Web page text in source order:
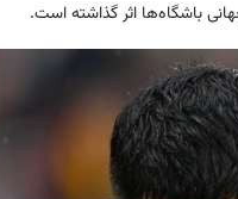
باشگاه‌ها اثر گذاشته است.